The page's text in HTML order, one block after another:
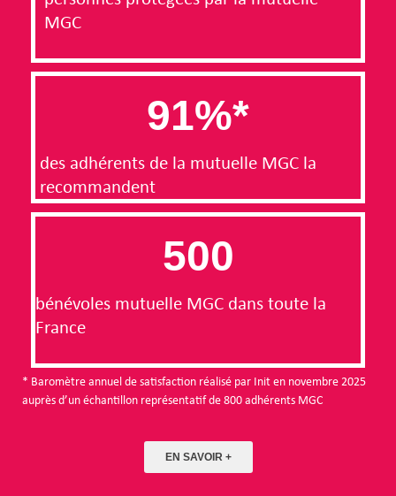
MGC
des adhérents de la mutuelle MGC la
recommandent
91%*
bénévoles mutuelle MGC dans toute la
France
500
* Baromètre annuel de satisfaction réalisé par Init en novembre 2025
auprès d’un échantillon représentatif de 800 adhérents MGC
EN SAVOIR +